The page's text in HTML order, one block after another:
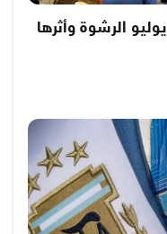
موضوع خطبة الجمعة اليوم 31 يوليو الرشوة وأثرها